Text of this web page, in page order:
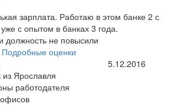
зарплата. Работаю в этом банке 2 с
с опытом в банках 3 года.
должность не повысили
Подробные оценки
из Ярославля
5.12.2016
работодателя